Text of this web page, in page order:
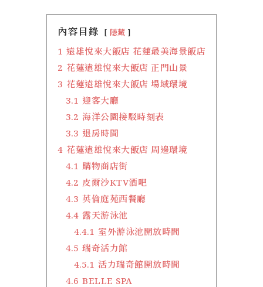
內容目錄 隱藏
1 遠雄悅來大飯店 花蓮最美海景飯店
2 花蓮遠雄悅來大飯店 正門山景
3 花蓮遠雄悅來大飯店 場域環境
3.1 迎客大廳
3.2 海洋公園接駁時刻表
3.3 退房時間
4 花蓮遠雄悅來大飯店 周邊環境
4.1 購物商店街
4.2 皮爾沙KTV酒吧
4.3 英倫庭苑西餐廳
4.4 露天游泳池
4.4.1 室外游泳池開放時間
4.5 瑞奇活力館
4.5.1 活力瑞奇館開放時間
4.6 BELLE SPA